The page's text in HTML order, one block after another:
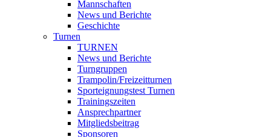
Mannschaften
News und Berichte
Geschichte
Turnen
TURNEN
News und Berichte
Turngruppen
Trampolin/Freizeitturnen
Sporteignungstest Turnen
Trainingszeiten
Ansprechpartner
Mitgliedsbeitrag
Sponsoren